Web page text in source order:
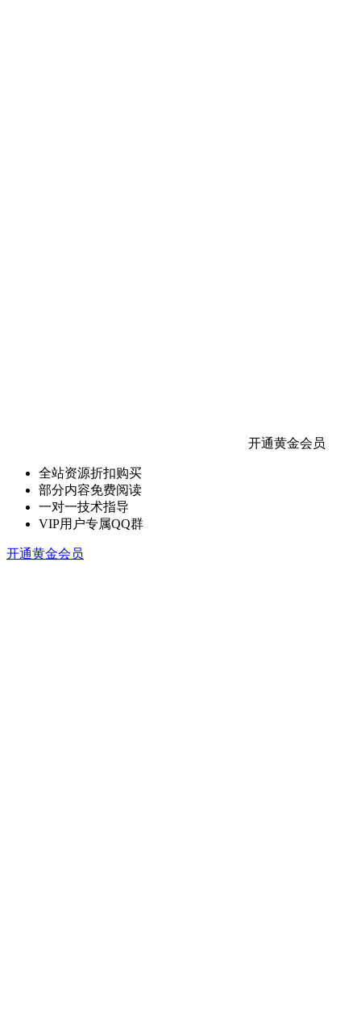
开通黄金会员
全站资源折扣购买
部分内容免费阅读
一对一技术指导
VIP用户专属QQ群
开通黄金会员